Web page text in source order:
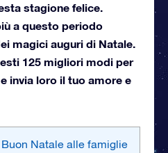
stagione felice.
a questo periodo
magici auguri di Natale.
125 migliori modi per
invia loro il tuo amore e
Natale alle famiglie